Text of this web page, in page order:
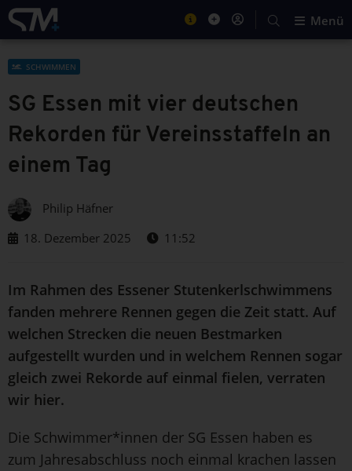
Menü
SCHWIMMEN
SG Essen mit vier deutschen
Rekorden für Vereinsstaffeln an
einem Tag
Philip Häfner
18. Dezember 2025
11:52
Im Rahmen des Essener Stutenkerlschwimmens
fanden mehrere Rennen gegen die Zeit statt. Auf
welchen Strecken die neuen Bestmarken
aufgestellt wurden und in welchem Rennen sogar
gleich zwei Rekorde auf einmal fielen, verraten
wir hier.
Die Schwimmer*innen der SG Essen haben es
zum Jahresabschluss noch einmal krachen lassen